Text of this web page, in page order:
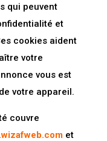
qui peuvent
et
cookies aident
votre
vous est
votre appareil.
couvre
et